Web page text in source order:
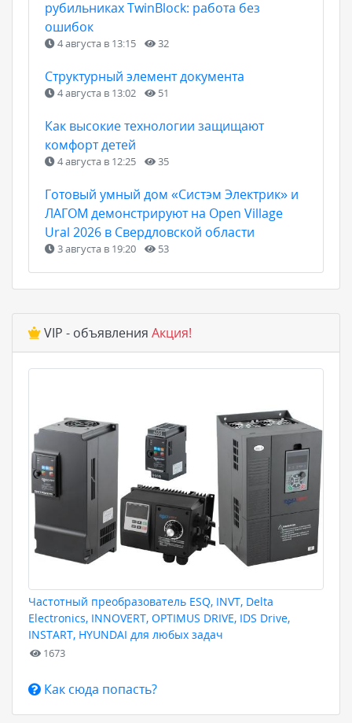
рубильниках TwinBlock: работа без
ошибок
4 августа в 13:15 32
Структурный элемент документа
4 августа в 13:02 51
Как высокие технологии защищают
комфорт детей
4 августа в 12:25 35
Готовый умный дом «Систэм Электрик» и
ЛАГОМ демонстрируют на Open Village
Ural 2026 в Свердловской области
3 августа в 19:20 53
VIP - объявления Акция!
Частотный преобразователь ESQ, INVT, Delta
Electronics, INNOVERT, OPTIMUS DRIVE, IDS Drive,
INSTART, HYUNDAI для любых задач
1673
Как сюда попасть?